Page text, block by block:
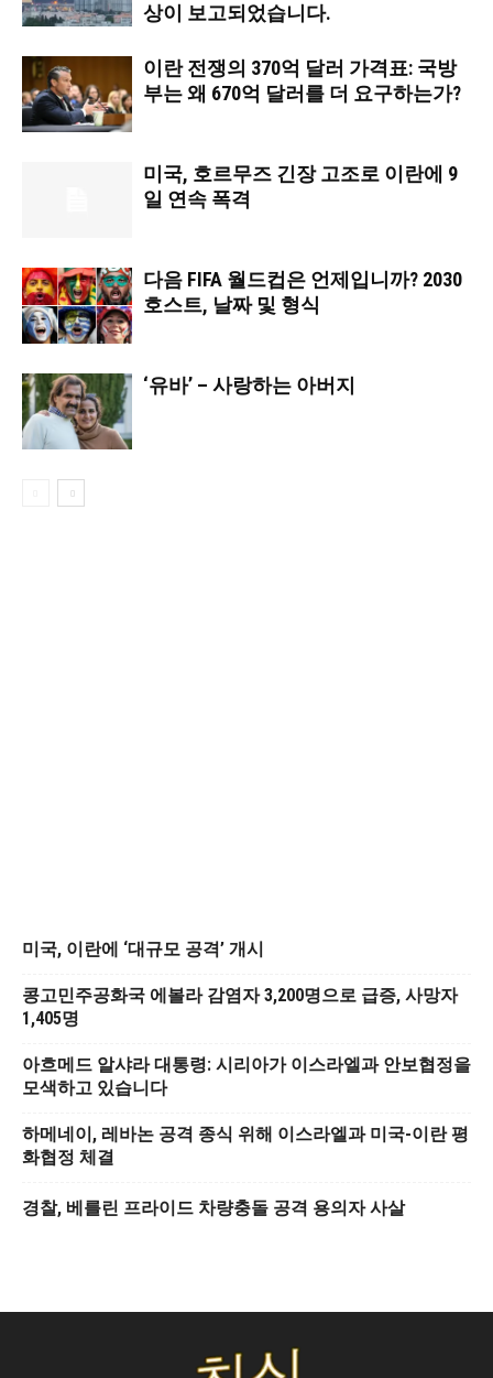
상이 보고되었습니다.
이란 전쟁의 370억 달러 가격표: 국방
부는 왜 670억 달러를 더 요구하는가?
미국, 호르무즈 긴장 고조로 이란에 9
일 연속 폭격
다음 FIFA 월드컵은 언제입니까? 2030
호스트, 날짜 및 형식
‘유바’ – 사랑하는 아버지
미국, 이란에 ‘대규모 공격’ 개시
콩고민주공화국 에볼라 감염자 3,200명으로 급증, 사망자
1,405명
아흐메드 알샤라 대통령: 시리아가 이스라엘과 안보협정을
모색하고 있습니다
하메네이, 레바논 공격 종식 위해 이스라엘과 미국-이란 평
화협정 체결
경찰, 베를린 프라이드 차량충돌 공격 용의자 사살